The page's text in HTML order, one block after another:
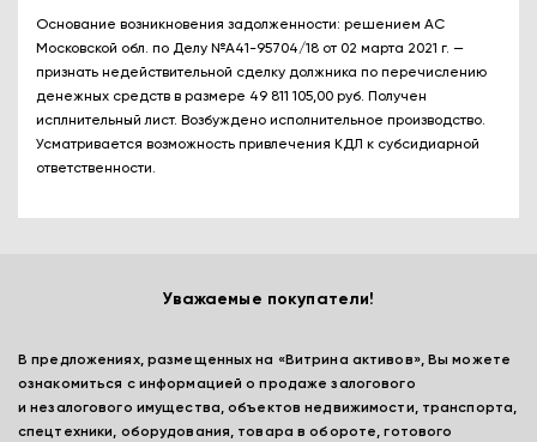
Основание возникновения задолженности: решением АС
Московской обл. по Делу №А41-95704/18 от 02 марта 2021 г. —
признать недействительной сделку должника по перечислению
денежных средств в размере 49 811 105,00 руб. Получен
исплнительный лист. Возбуждено исполнительное производство.
Усматривается возможность привлечения КДЛ к субсидиарной
ответственности.
Уважаемые покупатели!
В предложениях, размещенных на «Витрина активов», Вы можете
ознакомиться с информацией о продаже залогового
и незалогового имущества, объектов недвижимости, транспорта,
спецтехники, оборудования, товара в обороте, готового